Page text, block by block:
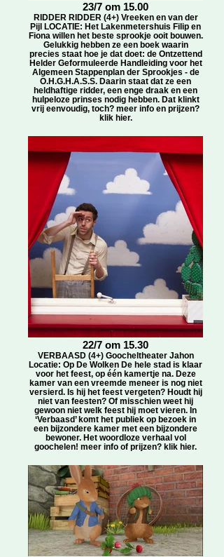
23/7 om 15.00
RIDDER RIDDER (4+) Vreeken en van der
Pijl LOCATIE: Het Lakenmetershuis Filip en
Fiona willen het beste sprookje ooit bouwen.
Gelukkig hebben ze een boek waarin
precies staat hoe je dat doet: de Ontzettend
Helder Geformuleerde Handleiding voor het
Algemeen Stappenplan der Sprookjes - de
O.H.G.H.A.S.S. Daarin staat dat ze een
heldhaftige ridder, een enge draak en een
hulpeloze prinses nodig hebben. Dat klinkt
vrij eenvoudig, toch? meer info en prijzen?
klik hier.
22/7 om 15.30
VERBAASD (4+) Goocheltheater Jahon
Locatie: Op De Wolken De hele stad is klaar
voor het feest, op één kamertje na. Deze
kamer van een vreemde meneer is nog niet
versierd. Is hij het feest vergeten? Houdt hij
niet van feesten? Of misschien weet hij
gewoon niet welk feest hij moet vieren. In
‘Verbaasd’ komt het publiek op bezoek in
een bijzondere kamer met een bijzondere
bewoner. Het woordloze verhaal vol
goochelen! meer info of prijzen? klik hier.